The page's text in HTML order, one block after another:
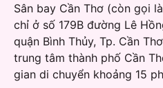
Sân bay Cần Thơ (còn gọi
chỉ ở số 179B đường Lê
quận Bình Thủy, Tp. Cần
trung tâm thành phố Cần
gian di chuyển khoảng 15